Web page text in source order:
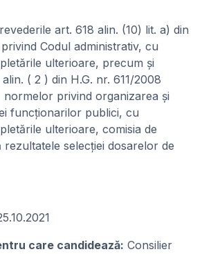
art. 618 alin. (10) lit. a) din
Codul administrativ, cu
ulterioare, precum și
( 2 ) din H.G. nr. 611/2008
privind organizarea și
funcționarilor publici, cu
ulterioare, comisia de
selecției dosarelor de
care candideazǎ: Consilier